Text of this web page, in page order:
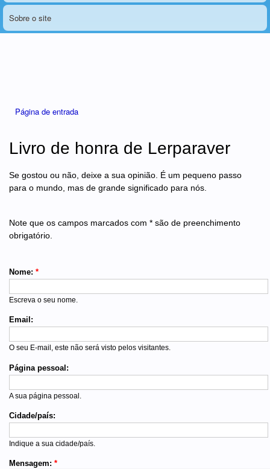
Sobre o site
Página de entrada
Livro de honra de Lerparaver
Se gostou ou não, deixe a sua opinião. É um pequeno passo
para o mundo, mas de grande significado para nós.
Note que os campos marcados com * são de preenchimento
obrigatório.
Nome: *
Escreva o seu nome.
Email:
O seu E-mail, este não será visto pelos visitantes.
Página pessoal:
A sua página pessoal.
Cidade/país:
Indique a sua cidade/país.
Mensagem: *